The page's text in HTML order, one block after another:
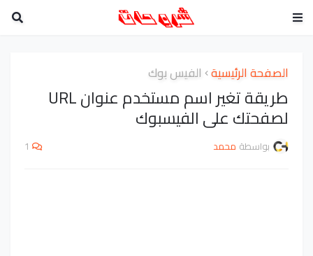
الصفحة الرئيسية الفيس بوك
طريقة تغير اسم مستخدم عنوان URL
لصفحتك على الفيسبوك
بواسطة محمد 1